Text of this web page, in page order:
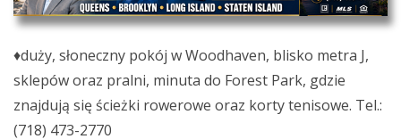
♦duży, słoneczny pokój w Woodhaven, blisko metra J,
sklepów oraz pralni, minuta do Forest Park, gdzie
znajdują się ścieżki rowerowe oraz korty tenisowe. Tel.:
(718) 473-2770